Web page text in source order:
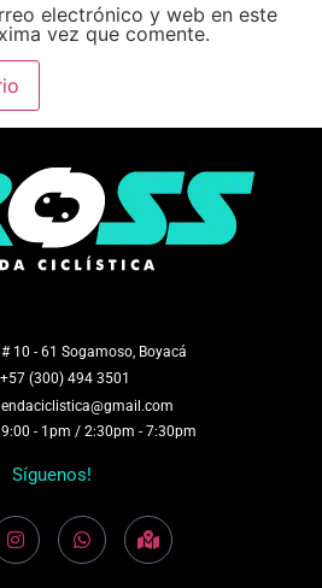
electrónico y web en este
vez que comente.
10 - 61 Sogamoso, Boyacá
+57 (300) 494 3501
9:00 - 1pm / 2:30pm - 7:30pm
Síguenos!